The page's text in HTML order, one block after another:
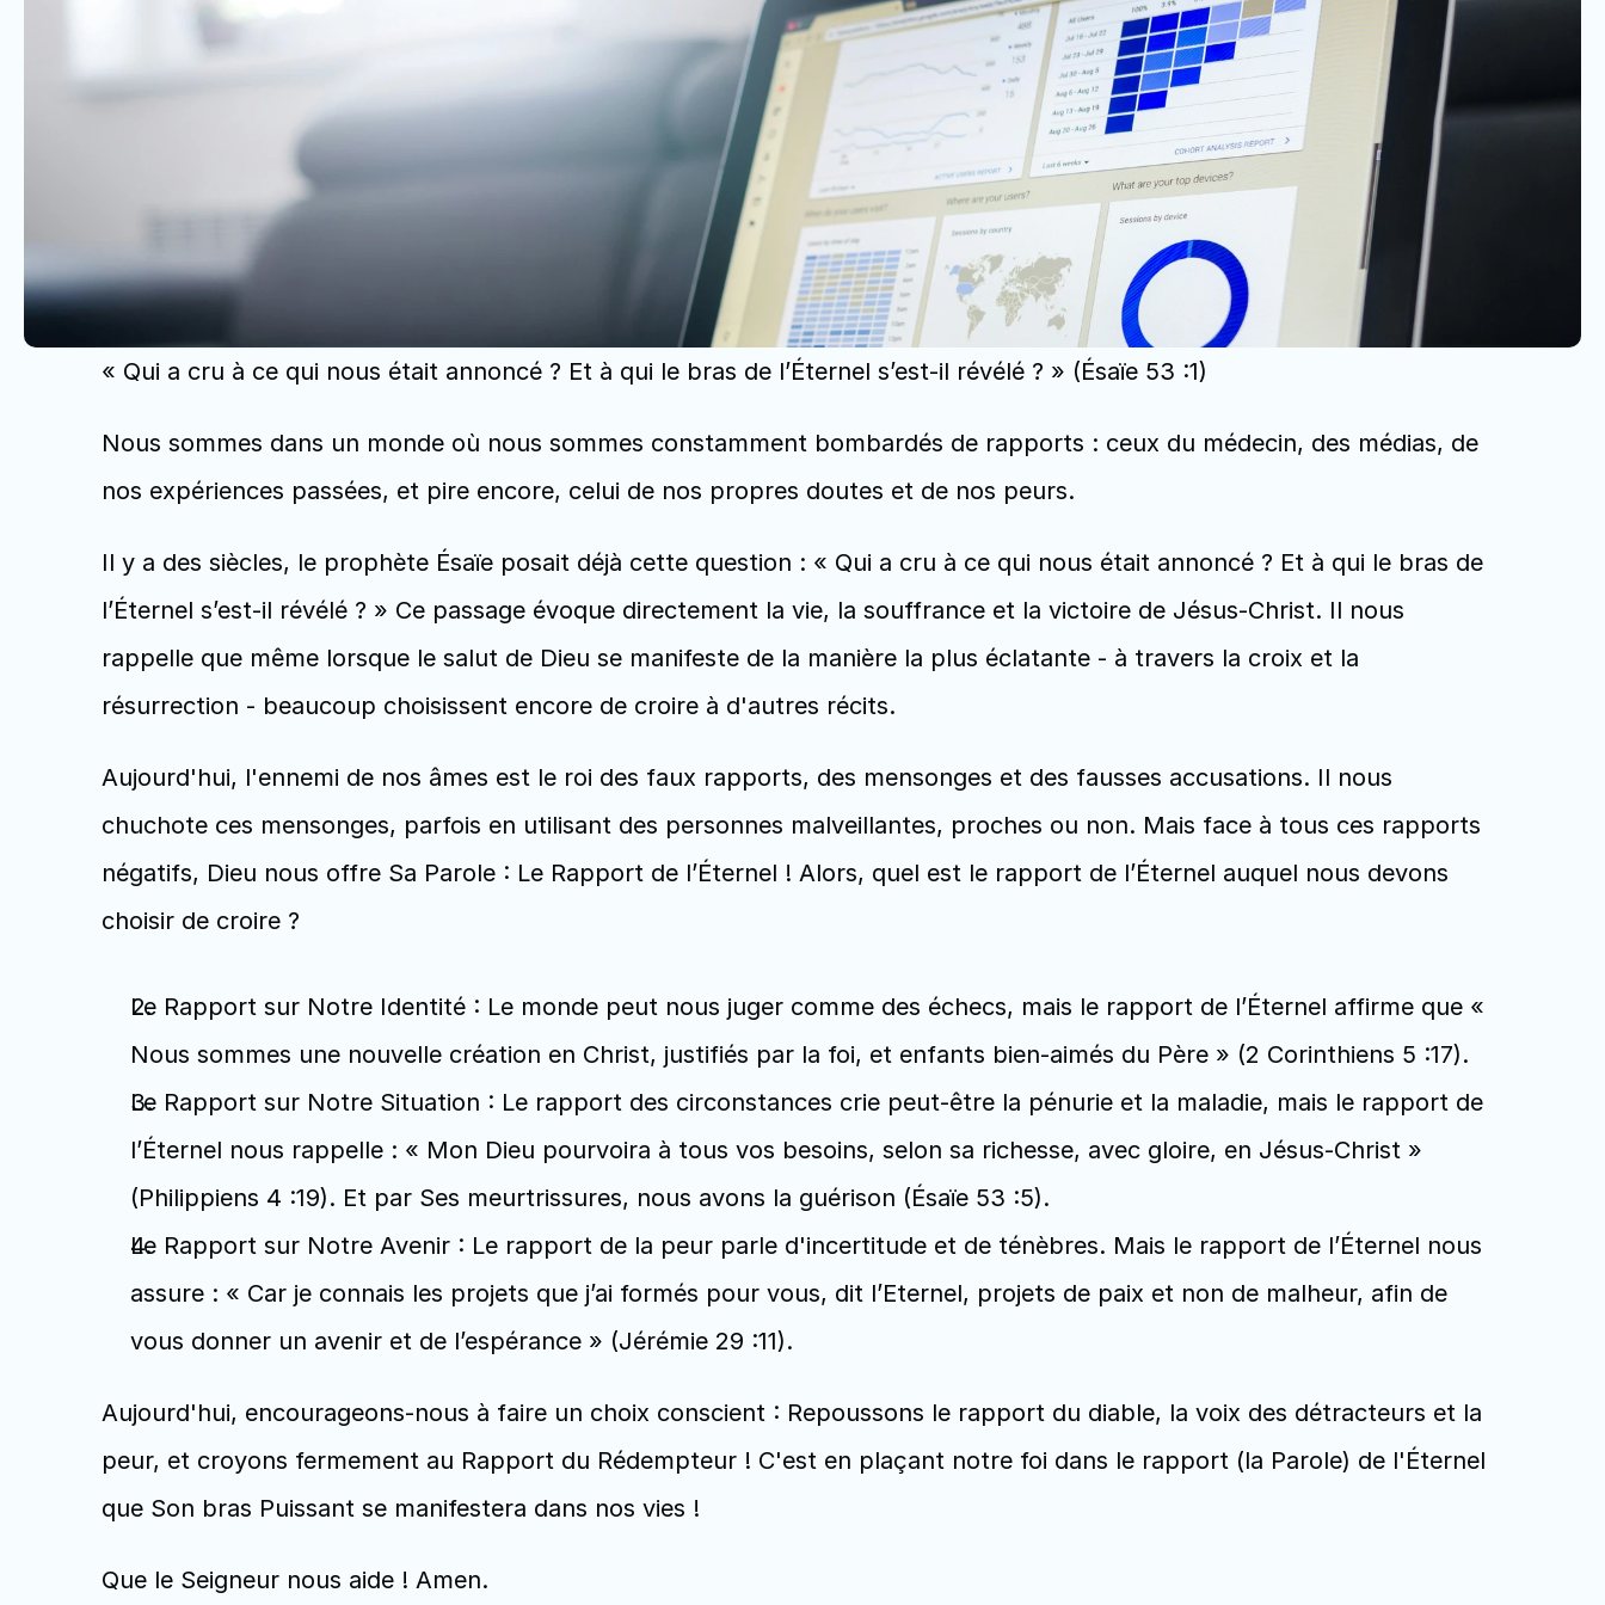
« Qui a cru à ce qui nous était annoncé ? Et à qui le bras de l’Éternel s’est-il révélé ? » (Ésaïe 53 :1)
Nous sommes dans un monde où nous sommes constamment bombardés de rapports : ceux du médecin, des médias, de
nos expériences passées, et pire encore, celui de nos propres doutes et de nos peurs.
Il y a des siècles, le prophète Ésaïe posait déjà cette question : « Qui a cru à ce qui nous était annoncé ? Et à qui le bras de
l’Éternel s’est-il révélé ? » Ce passage évoque directement la vie, la souffrance et la victoire de Jésus-Christ. Il nous
rappelle que même lorsque le salut de Dieu se manifeste de la manière la plus éclatante - à travers la croix et la
résurrection - beaucoup choisissent encore de croire à d'autres récits.
Aujourd'hui, l'ennemi de nos âmes est le roi des faux rapports, des mensonges et des fausses accusations. Il nous
chuchote ces mensonges, parfois en utilisant des personnes malveillantes, proches ou non. Mais face à tous ces rapports
négatifs, Dieu nous offre Sa Parole : Le Rapport de l’Éternel ! Alors, quel est le rapport de l’Éternel auquel nous devons
choisir de croire ?
Le Rapport sur Notre Identité : Le monde peut nous juger comme des échecs, mais le rapport de l’Éternel affirme que «
Nous sommes une nouvelle création en Christ, justifiés par la foi, et enfants bien-aimés du Père » (2 Corinthiens 5 :17).
Le Rapport sur Notre Situation : Le rapport des circonstances crie peut-être la pénurie et la maladie, mais le rapport de
l’Éternel nous rappelle : « Mon Dieu pourvoira à tous vos besoins, selon sa richesse, avec gloire, en Jésus-Christ »
(Philippiens 4 :19). Et par Ses meurtrissures, nous avons la guérison (Ésaïe 53 :5).
Le Rapport sur Notre Avenir : Le rapport de la peur parle d'incertitude et de ténèbres. Mais le rapport de l’Éternel nous
assure : « Car je connais les projets que j’ai formés pour vous, dit l’Eternel, projets de paix et non de malheur, afin de
vous donner un avenir et de l’espérance » (Jérémie 29 :11).
Aujourd'hui, encourageons-nous à faire un choix conscient : Repoussons le rapport du diable, la voix des détracteurs et la
peur, et croyons fermement au Rapport du Rédempteur ! C'est en plaçant notre foi dans le rapport (la Parole) de l'Éternel
que Son bras Puissant se manifestera dans nos vies !
Que le Seigneur nous aide ! Amen.